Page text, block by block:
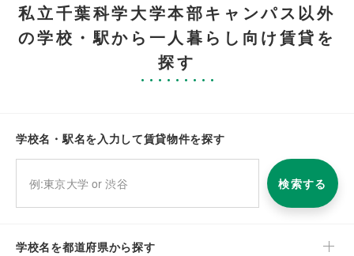
私立千葉科学大学本部キャンパス以外
の学校・駅から一人暮らし向け賃貸を
探す
学校名・駅名を入力して賃貸物件を探す
検索する
学校名を都道府県から探す